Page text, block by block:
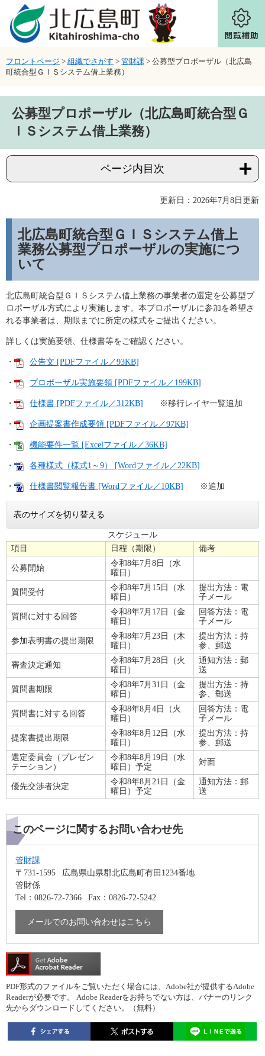
ページの先頭です。
メニューを飛ばして本文へ
フロントページ > 組織でさがす > 管財課 > 公募型プロポーザル（北広島
町統合型ＧＩＳシステム借上業務）
公募型プロポーザル（北広島町統合型Ｇ
ＩＳシステム借上業務）
ページ内目次
更新日：2026年7月8日更新
北広島町統合型ＧＩＳシステム借上
業務公募型プロポーザルの実施につ
いて
北広島町統合型ＧＩＳシステム借上業務の事業者の選定を公募型プ
ロポーザル方式により実施します。本プロポーザルに参加を希望さ
れる事業者は、期限までに所定の様式をご提出ください。
詳しくは実施要領、仕様書等をご確認ください。
・ 公告文 [PDFファイル／93KB]
・ プロポーザル実施要領 [PDFファイル／199KB]
・ 仕様書 [PDFファイル／312KB] ※移行レイヤ一覧追加
・ 企画提案書作成要領 [PDFファイル／97KB]
・ 機能要件一覧 [Excelファイル／36KB]
・ 各種様式（様式1～9） [Wordファイル／22KB]
・ 仕様書閲覧報告書 [Wordファイル／10KB] ※追加
表のサイズを切り替える
スケジュール
項目
日程（期限） 備考
公募開始
令和8年7月8日（水
曜日）
質問受付
令和8年7月15日（水
曜日）
提出方法：電
子メール
質問に対する回答
令和8年7月17日（金
曜日）
回答方法：電
子メール
参加表明書の提出期限
令和8年7月23日（木
曜日）
提出方法：持
参、郵送
審査決定通知
令和8年7月28日（火
曜日）
通知方法：郵
送
質問書期限
令和8年7月31日（金
曜日）
提出方法：持
参、郵送
質問書に対する回答
令和8年8月4日（火
曜日）
回答方法：電
子メール
提案書提出期限
令和8年8月12日（水
曜日）
提出方法：持
参、郵送
選定委員会（プレゼン
テーション）
令和8年8月19日（水
曜日）予定
対面
優先交渉者決定
令和8年8月21日（金
曜日）予定
通知方法：郵
送
このページに関するお問い合わせ先
管財課
〒731-1595
広島県山県郡北広島町有田1234番地
管財係
Tel：0826-72-7366
Fax：0826-72-5242
メールでのお問い合わせはこちら
PDF形式のファイルをご覧いただく場合には、Adobe社が提供するAdobe
Readerが必要です。
Adobe Readerをお持ちでない方は、バナーのリンク
先からダウンロードしてください。（無料）